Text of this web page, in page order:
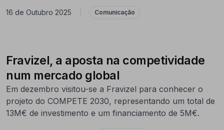
16 de Outubro 2025 Comunicação
Fravizel, a aposta na competividade
num mercado global
Em dezembro visitou-se a Fravizel para conhecer o
projeto do COMPETE 2030, representando um total de
13M€ de investimento e um financiamento de 5M€.